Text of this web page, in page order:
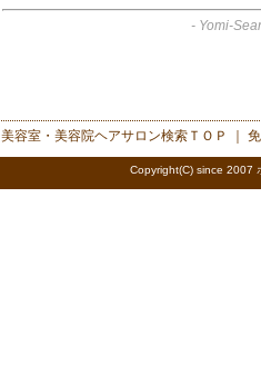
- Yomi-
美容室・美容院ヘアサロン検索 ＴＯＰ ｜
Copyright(C) since 2007